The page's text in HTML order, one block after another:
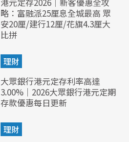
略：富融派25厘息全城最高 眾
安20厘/建行12厘/花旗4.3厘大
比拼
理財
大眾銀行港元定存利率高達
3.00%｜2026大眾銀行港元定期
存款優惠每日更新
理財